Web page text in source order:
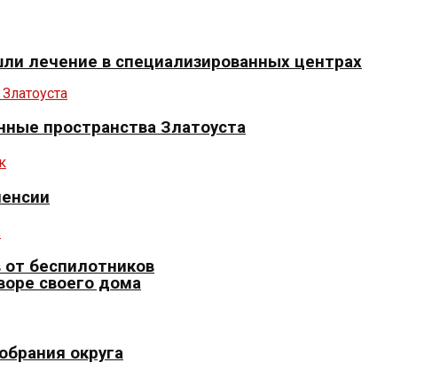
лечение в специализированных центрах
своего дома
пространства Златоуста
беспилотников
округа